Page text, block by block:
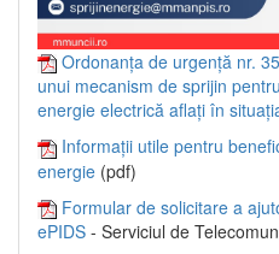
Ordonanța de urgență nr.
unui mecanism de sprijin
energie electrică aflați în
Informații utile pentru
energie (pdf)
Formular de solicitare a
ePIDS - Serviciul de